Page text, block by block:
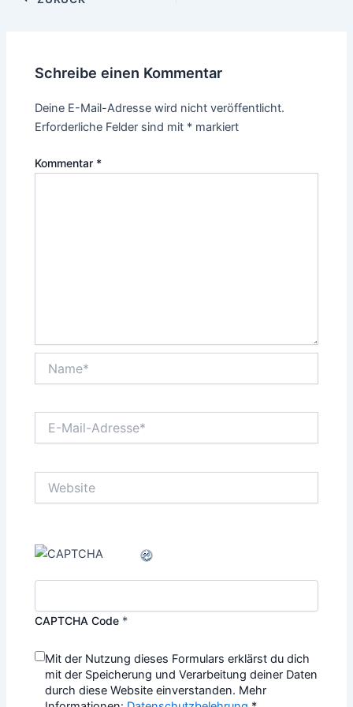
Schreibe einen Kommentar
Deine E-Mail-Adresse wird nicht veröffentlicht.
Erforderliche Felder sind mit * markiert
Kommentar *
Mail-
CAPTCHA Code *
Mit der Nutzung dieses Formulars erklärst du dich
mit der Speicherung und Verarbeitung deiner Daten
durch diese Website einverstanden. Mehr